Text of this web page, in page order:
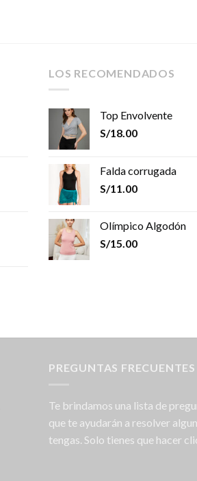
LOS RECOMENDADOS
Top Envolvente
S/18.00
Falda corrugada
S/11.00
Olímpico Algodón
S/15.00
PREGUNTAS FRECUENTES
Te brindamos una lista de
que te ayudarán a resolver
tengas. Solo tienes que hacer